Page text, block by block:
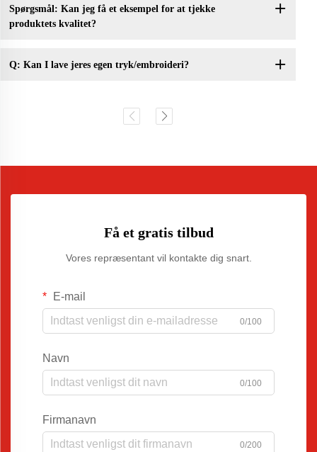
Spørgsmål: Kan jeg få et eksempel for at tjekke
produktets kvalitet?
Q: Kan I lave jeres egen tryk/embroideri?
Få et gratis tilbud
Vores repræsentant vil kontakte dig snart.
E-mail
0/100
Navn
0/100
Firmanavn
0/200